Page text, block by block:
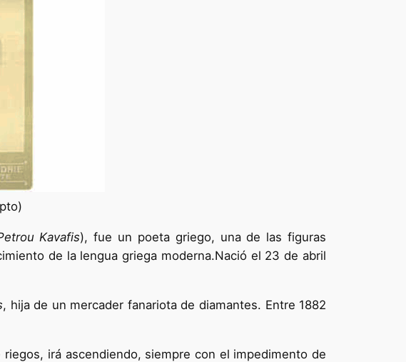
Kavafis), fue un poeta griego, una de las figuras
de la lengua griega moderna.Nació el 23 de abril
, hija de un mercader fanariota de diamantes. Entre 1882
irá ascendiendo, siempre con el impedimento de